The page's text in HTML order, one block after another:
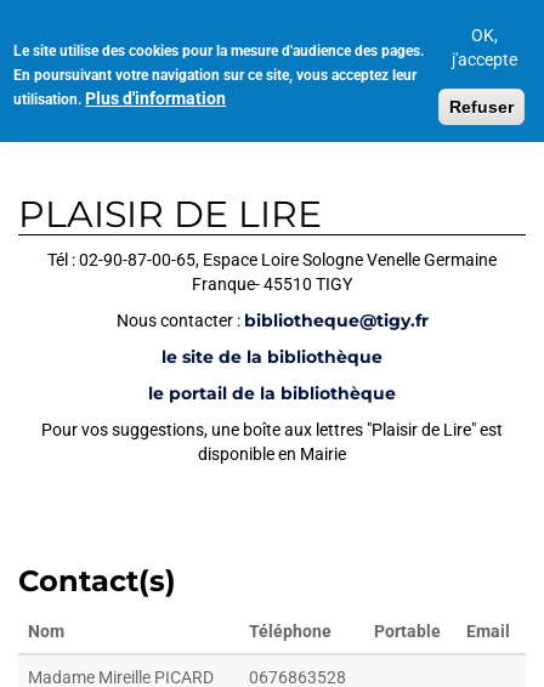
Le site utilise des cookies pour la mesure d'audience des pages.
En poursuivant votre navigation sur ce site, vous acceptez leur
utilisation. Plus d'information
OK,
j'accepte
Refuser
contenu
principal
PLAISIR DE LIRE
Tél : 02-90-87-00-65, Espace Loire Sologne Venelle Germaine
Franque- 45510 TIGY
Nous contacter : bibliotheque@tigy.fr
le site de la bibliothèque
le portail de la bibliothèque
Pour vos suggestions, une boîte aux lettres "Plaisir de Lire" est
disponible en Mairie
Contact(s)
Nom Téléphone Portable Email
Madame Mireille PICARD 0676863528